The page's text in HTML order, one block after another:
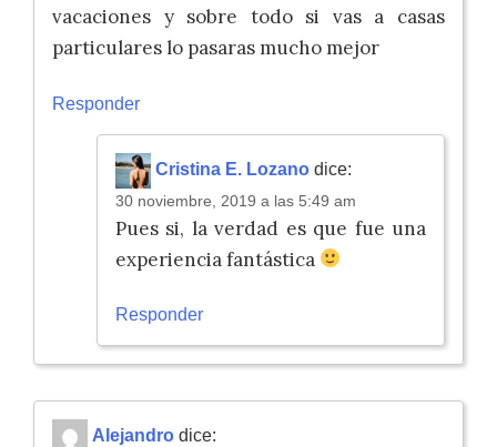
vacaciones y sobre todo si vas a casas
particulares lo pasaras mucho mejor
Responder
Cristina E. Lozano dice:
30 noviembre, 2019 a las 5:49 am
Pues si, la verdad es que fue una
experiencia fantástica
Responder
Alejandro dice: